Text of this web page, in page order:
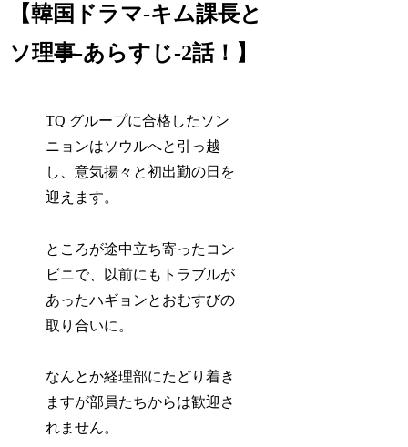
【韓国ドラマ-キム課長と
ソ理事-あらすじ-2話！】
TQ グループに合格したソン
ニョンはソウルへと引っ越
し、意気揚々と初出勤の日を
迎えます。
ところが途中立ち寄ったコン
ビニで、以前にもトラブルが
あったハギョンとおむすびの
取り合いに。
なんとか経理部にたどり着き
ますが部員たちからは歓迎さ
れません。